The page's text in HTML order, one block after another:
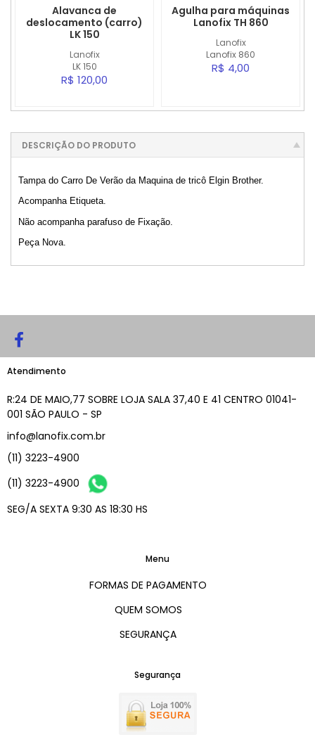
Lanofix
LK 150
Alavanca de
deslocamento (carro)
LK 150
R$ 120,00
Lanofix
Lanofix 860
Agulha para máquinas
Lanofix TH 860
R$ 4,00
DESCRIÇÃO DO PRODUTO
Tampa do Carro De Verão da Maquina de tricô Elgin Brother.
Acompanha Etiqueta.
Não acompanha parafuso de Fixação.
Peça Nova.
Atendimento
R:24 DE MAIO,77 SOBRE LOJA SALA 37,40 E 41 CENTRO 01041-
001 SÃO PAULO - SP
info@lanofix.com.br
(11) 3223-4900
(11) 3223-4900
SEG/A SEXTA 9:30 AS 18:30 HS
Menu
FORMAS DE PAGAMENTO
QUEM SOMOS
SEGURANÇA
Segurança